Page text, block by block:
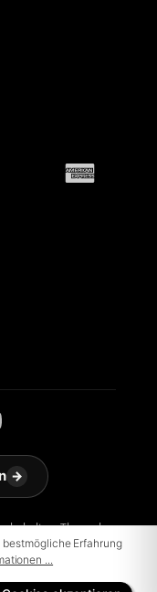
Theme by
→
Erfahrung
...